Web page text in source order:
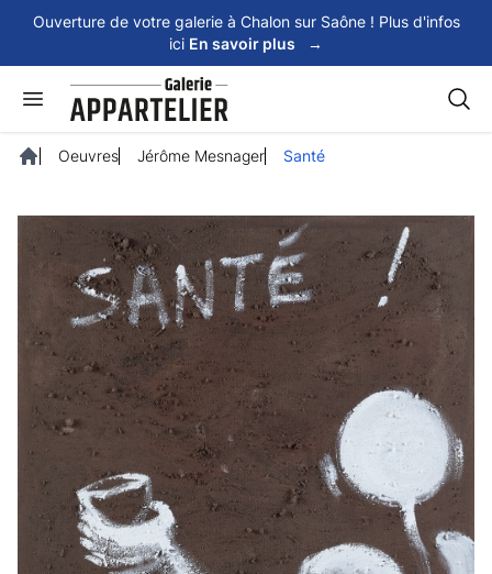
Ouverture de votre galerie à Chalon sur Saône ! Plus d'infos
ici En savoir plus →
Oeuvres Jérôme Mesnager Santé
Panneau de gestion des cookies